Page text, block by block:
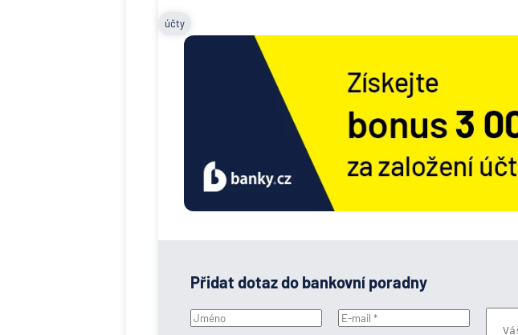
účty
Přidat dotaz do bankovní poradny